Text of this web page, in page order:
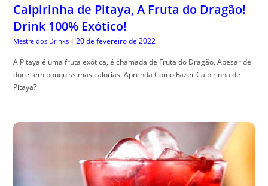
Caipirinha de Pitaya, A Fruta do Dragão!
Drink 100% Exótico!
Mestre dos Drinks | 20 de fevereiro de 2022
A Pitaya é uma fruta exótica, é chamada de Fruta do Dragão, Apesar de
doce tem pouquíssimas calorias. Aprenda Como Fazer Caipirinha de
Pitaya?